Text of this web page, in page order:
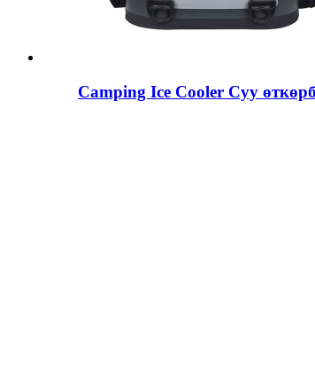
Camping Ice Cooler Суу